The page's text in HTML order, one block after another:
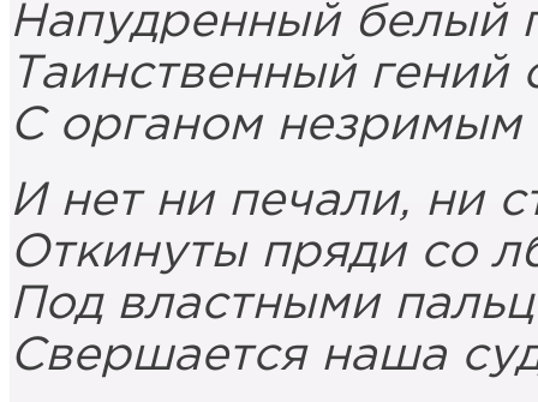
Напудренный белый
Таинственный гений
С органом незримым
И нет ни печали, ни
Откинуты пряди со
Под властными
Свершается наша